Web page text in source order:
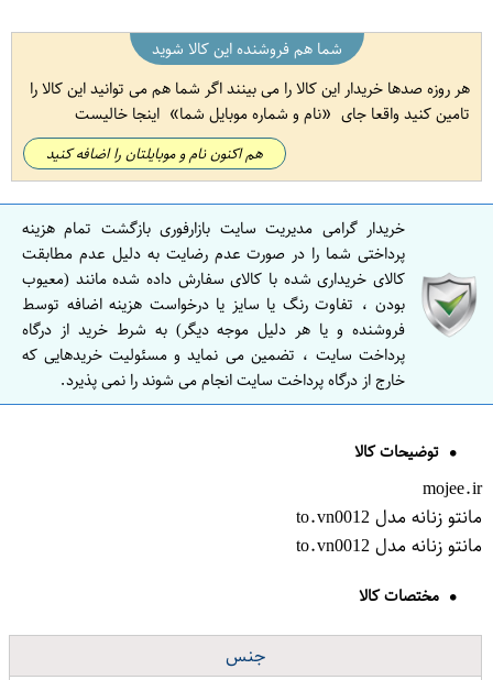
شما هم فروشنده این کالا شوید
هر روزه صدها خریدار این کالا را می بینند اگر شما هم می توانید این کالا را
تامین کنید واقعا جای
نام و شماره موبایل شما اینجا خالیست
هم اکنون نام و موبایلتان را اضافه کنید
خریدار گرامی مدیریت سایت بازارفوری بازگشت تمام هزینه
پرداختی شما را در صورت عدم رضایت به دلیل عدم مطابقت
کالای خریداری شده با کالای سفارش داده شده مانند (معیوب
بودن ، تفاوت رنگ یا سایز یا درخواست هزینه اضافه توسط
فروشنده و یا هر دلیل موجه دیگر) به شرط خرید از درگاه
پرداخت سایت ، تضمین می نماید و مسئولیت خریدهایی که
خارج از درگاه پرداخت سایت انجام می شوند را نمی پذیرد.
توضیحات کالا
mojee.ir
مانتو زنانه مدل to.vn0012
مانتو زنانه مدل to.vn0012
مختصات کالا
جنس